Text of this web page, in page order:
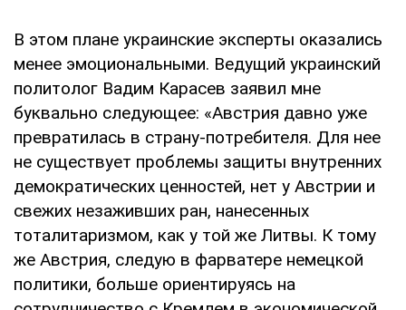
В этом плане украинские эксперты оказались
менее эмоциональными. Ведущий украинский
политолог Вадим Карасев заявил мне
буквально следующее: «Австрия давно уже
превратилась в страну-потребителя. Для нее
не существует проблемы защиты внутренних
демократических ценностей, нет у Австрии и
свежих незаживших ран, нанесенных
тоталитаризмом, как у той же Литвы. К тому
же Австрия, следую в фарватере немецкой
политики, больше ориентируясь на